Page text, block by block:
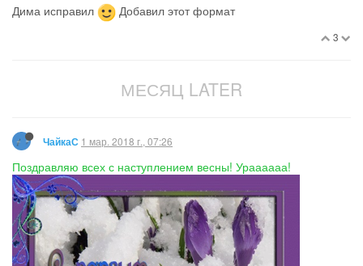
Дима исправил Добавил этот формат
3
МЕСЯЦ LATER
ЧайкаС 1 мар. 2018 г., 07:26
Поздравляю всех с наступлением весны! Ураааааа!